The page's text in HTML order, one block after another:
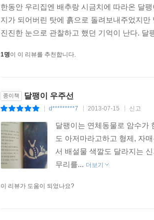
한동안 우리집엔 배추랑 시금치에 따라온 달
지가 되어버린 탓에 흙으로 돌려보내주었지
진진한 눈으로 관찰하고 했던 기억이 난다.
1명이 이 리뷰를 추천합니다.
종이책 달팽이 우주선
d*********7 2013-07-15 신고
달팽이는 연체동물로 암수가
도 아저마라고하고 형제, 자
서 배설물 색깔도 달라지는
무리를... 더보기
이 리뷰가 도움이 되었나요?